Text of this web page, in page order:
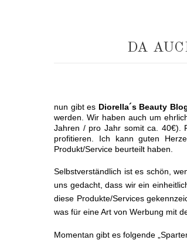
DA
nun gibt es Diorella´s Beauty
werden. Wir haben auch um
Jahren / pro Jahr somit ca. 40€).
profitieren. Ich kann guten
Produkt/Service beurteilt haben.
Selbstverständlich ist es schön,
uns gedacht, dass wir ein
diese Produkte/Services
was für eine Art von Werbung mit
Momentan gibt es folgende